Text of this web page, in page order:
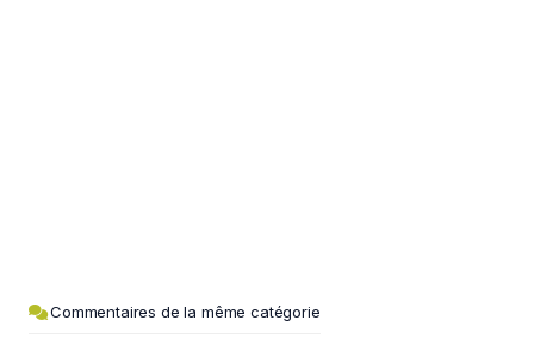
Commentaires de la même catégorie